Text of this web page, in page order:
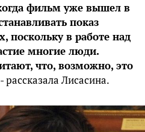
фильм уже вышел в
показ
поскольку в работе над
многие люди.
что, возможно, это
рассказала Лисасина.